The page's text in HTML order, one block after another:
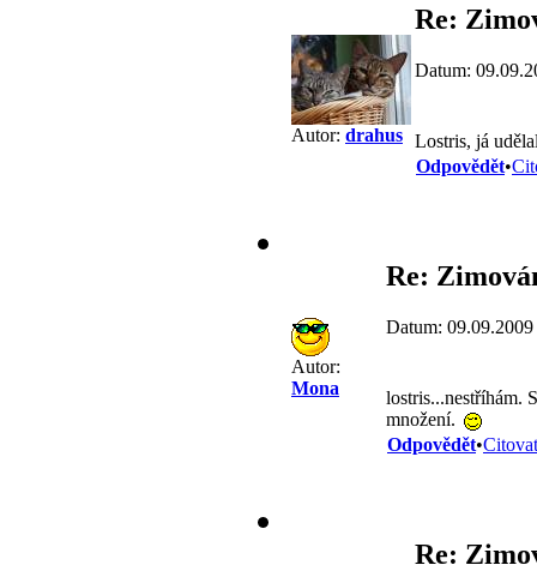
Autor: drahus
Re:
Datum:
Lostris, já
Odpovědět•
Autor:
Mona
Re:
Datum:
lostris...nestříhám.
množení.
Odpovědět•Citovat
Re: